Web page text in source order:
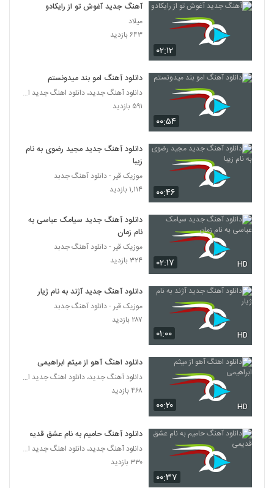
5310
۲۳۴ بازدید
5311
Mohammad Nematzadeh Safar
۲۴۳ بازدید
آهنگ محمد نیکو بنام وقتی با من هستی
5313
آهنگ ایرانی اصل از ماکان بند(پاپ)
۲۹۸ بازدید
5314
امین رفیعی آهنگ آخر هفته
۲۶۸ بازدید
Cheshmaye To)
۳۱۵ بازدید
5316
دانلود آهنگ جدید و زیبای رامین موسوی با نام
باغبان
آهنگ تشویش از داریوش خزاعی(پاپ)
۲۲۴ بازدید
دانلود آهنگ مهتاب از دانیال خواجویی
5319
دانلود آهنگ علیرضا عطایی نمیدانم
شکیب آهنگ یکی به دو
۰۲:۱۲
آهنگ جدید آغوش تو از رایکادو
میلاد
۶۴۳ بازدید
۰۰:۵۴
دانلود آهنگ امو بند میدونستم
دانلود آهنگ جدید، دانلود اهنگ جدید ایرانی
۵۹۱ بازدید
۰۰:۴۶
دانلود آهنگ جدید مجید رضوی به نام
زیبا
موزیک قیر - دانلود آهنگ جدبد
۱,۱۱۴ بازدید
۰۲:۱۷ HD
دانلود آهنگ جدید سیامک عباسی به
نام زمان
موزیک قیر - دانلود آهنگ جدبد
۳۲۴ بازدید
۰۱:۰۰ HD
دانلود آهنگ جدید آژند به نام ژیار
موزیک قیر - دانلود آهنگ جدبد
۲۸۷ بازدید
۰۰:۲۰ HD
دانلود اهنگ آهو از میثم ابراهیمی
دانلود آهنگ جدید، دانلود اهنگ جدید ایرانی
۴۶۸ بازدید
۰۰:۳۷
دانلود آهنگ حامیم به نام عشق قدیمی
دانلود آهنگ جدید، دانلود اهنگ جدید ایرانی
۳۳۰ بازدید